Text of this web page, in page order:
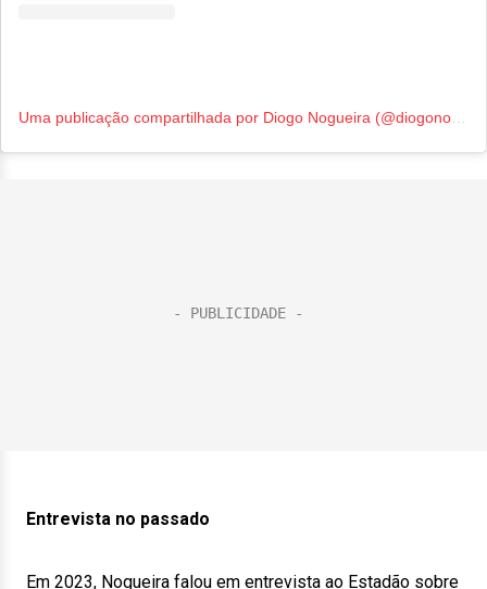
Uma publicação compartilhada por Diogo Nogueira (@diogonogueira_oficial)
Entrevista no passado
Em 2023, Nogueira falou em entrevista ao Estadão sobre